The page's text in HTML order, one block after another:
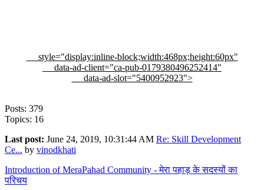
style="display:inline-block;width:468px;height:60px"
data-ad-client="ca-pub-0179380496252414"
data-ad-slot="5400952923">
Posts: 379
Topics: 16
Last post: June 24, 2019, 10:31:44 AM Re: Skill Development
Ce... by vinodkhati
Introduction of MeraPahad Community - मेरा पहाड़ के सदस्यों का
परिचय